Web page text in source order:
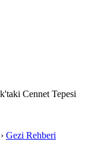
Cennet Tepesi
› Gezi Rehberi